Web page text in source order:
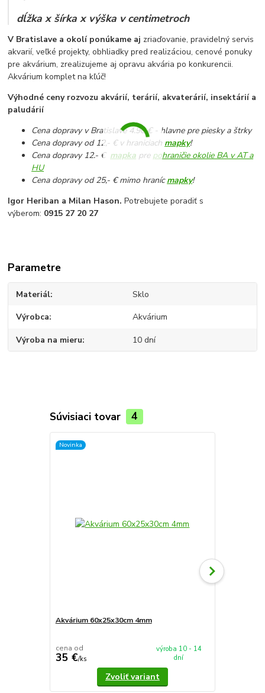
dĺžka x šírka x výška v centimetroch
V Bratislave a okolí ponúkame aj zriaďovanie, pravidelný servis
akvarií, veľké projekty, obhliadky pred realizáciou, cenové ponuky
pre akvárium, zrealizujeme aj opravu akvária po konkurencii.
Akvárium komplet na kľúč!
Výhodné ceny rozvozu akvárií, terárií, akvaterárií, insektárií a
paludárií
Cena dopravy v Bratislave 4.90 € - hlavne pre piesky a štrky
Cena dopravy od 12,- € v hraniciach mapky!
Cena dopravy 12.- € mapka pre pohraničie okolie BA v AT a
HU
Cena dopravy od 25,- € mimo hranícmapky!
Igor Heriban a Milan Hason.Potrebujete poradiť s
výberom: 0915 27 20 27
Parametre
Materiál Sklo
Výrobca Akvárium
Výroba na mieru 10 dní
Súvisiaci tovar 4
Novinka
Akvárium 60x25x30cm 4mm
cena od
35 €/ks
výroba 10 - 14
dní
Zvoliť variant